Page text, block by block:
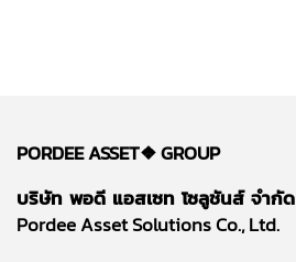
PORDEE ASSET❖GROUP
บริษัท พอดี แอสเซท โซลูชันส์ จำกัด
Pordee Asset Solutions Co., Ltd.